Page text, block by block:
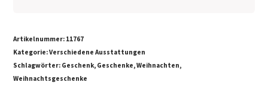
Artikelnummer: 11767
Kategorie:Verschiedene Ausstattungen
Schlagwörter: Geschenk, Geschenke,Weihnachten,
Weihnachtsgeschenke